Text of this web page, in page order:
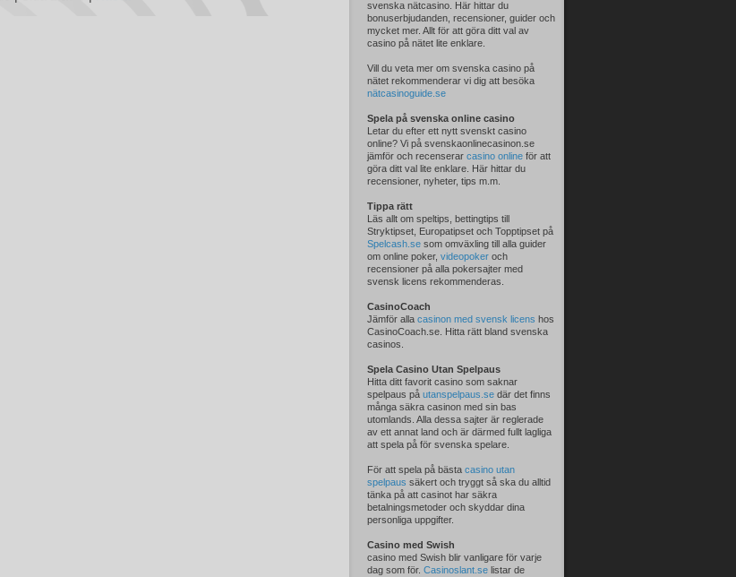
svenska nätcasino. Här hittar du
bonuserbjudanden, recensioner, guider och
mycket mer. Allt för att göra ditt val av
casino på nätet lite enklare.
Vill du veta mer om svenska casino på
nätet rekommenderar vi dig att besöka
nätcasinoguide.se
Spela på svenska online casino
Letar du efter ett nytt svenskt casino
online? Vi på svenskaonlinecasinon.se
jämför och recenserar casino online för att
göra ditt val lite enklare. Här hittar du
recensioner, nyheter, tips m.m.
Tippa rätt
Läs allt om speltips, bettingtips till
Stryktipset, Europatipset och Topptipset på
Spelcash.se som omväxling till alla guider
om online poker, videopoker och
recensioner på alla pokersajter med
svensk licens rekommenderas.
CasinoCoach
Jämför alla casinon med svensk licens hos
CasinoCoach.se. Hitta rätt bland svenska
casinos.
Spela Casino Utan Spelpaus
Hitta ditt favorit casino som saknar
spelpaus på utanspelpaus.se där det finns
många säkra casinon med sin bas
utomlands. Alla dessa sajter är reglerade
av ett annat land och är därmed fullt lagliga
att spela på för svenska spelare.
För att spela på bästa casino utan
spelpaus säkert och tryggt så ska du alltid
tänka på att casinot har säkra
betalningsmetoder och skyddar dina
personliga uppgifter.
Casino med Swish
casino med Swish blir vanligare för varje
dag som för. Casinoslant.se listar de